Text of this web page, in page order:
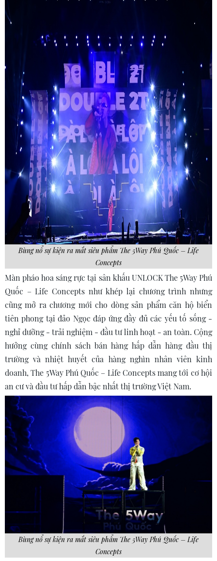
Bùng nổ sự kiện ra mắt siêu phẩm The 5Way Phú Quốc – Life
Concepts
Màn pháo hoa sáng rực tại sân khấu UNLOCK The 5Way Phú
Quốc – Life Concepts như khép lại chương trình nhưng
cũng mở ra chương mới cho dòng sản phẩm căn hộ biển
tiên phong tại đảo Ngọc đáp ứng đầy đủ các yếu tố sống -
nghỉ dưỡng - trải nghiệm - đầu tư linh hoạt - an toàn. Cộng
hưởng cùng chính sách bán hàng hấp dẫn hàng đầu thị
trường và nhiệt huyết của hàng nghìn nhân viên kinh
doanh, The 5Way Phú Quốc – Life Concepts mang tới cơ hội
an cư và đầu tư hấp dẫn bậc nhất thị trường Việt Nam.
Bùng nổ sự kiện ra mắt siêu phẩm The 5Way Phú Quốc – Life
Concepts